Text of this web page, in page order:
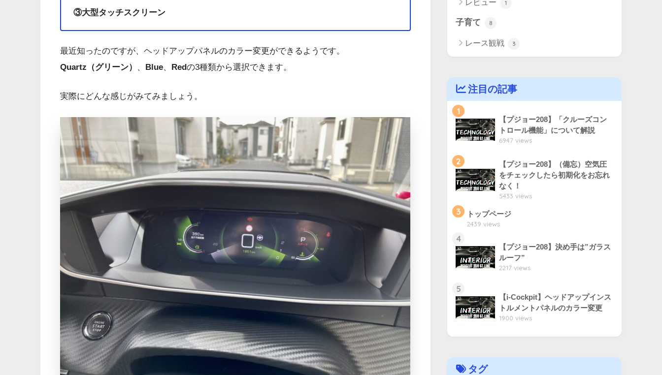
③大型タッチスクリーン
最近知ったのですが、ヘッドアップパネルのカラー変更ができるようです。
Quartz（グリーン）
、 Blue、 Redの3種類から選択できます。
実際にどんな感じがみてみましょう。
レビュー 1
子育て 8
レース観戦 3
注目の記事
1
【プジョー208】「クルーズコン
トロール機能」について解説
6947 views
2
【プジョー208】（備忘）空気圧
をチェックしたら初期化をお忘れ
なく！
5433 views
3 トップページ
2439 views
4
【プジョー208】決め手は”ガラス
ルーフ”
2217 views
5
【i-Cockpit】ヘッドアップインス
トルメントパネルのカラー変更
1900 views
タグ